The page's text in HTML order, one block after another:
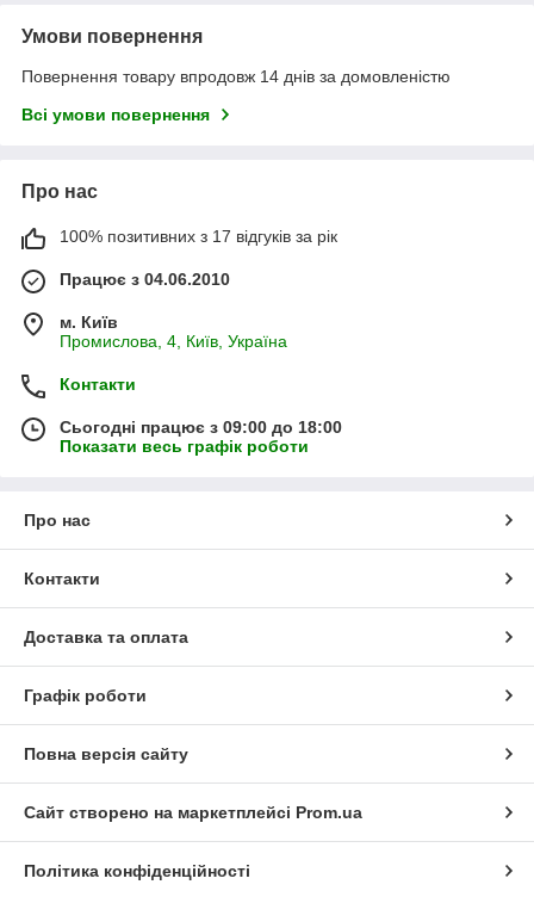
Умови повернення
Повернення товару впродовж 14 днів за домовленістю
Всі умови повернення
Про нас
100% позитивних з 17 відгуків за рік
Працює з 04.06.2010
м. Київ
Промислова, 4, Київ, Україна
Контакти
Сьогодні працює з 09:00 до 18:00
Показати весь графік роботи
Про нас
Контакти
Доставка та оплата
Графік роботи
Повна версія сайту
Сайт створено на маркетплейсі Prom.ua
Політика конфіденційності